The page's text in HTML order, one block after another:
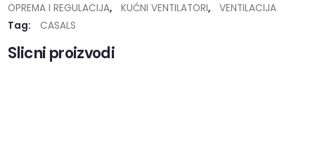
OPREMA I REGULACIJA, KUĆNI VENTILATORI,
VENTILACIJA
Tag:
CASALS
Slicni proizvodi